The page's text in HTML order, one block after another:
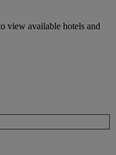
view available hotels and